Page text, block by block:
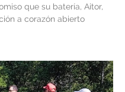
que su batería, Aitor,
a corazón abierto